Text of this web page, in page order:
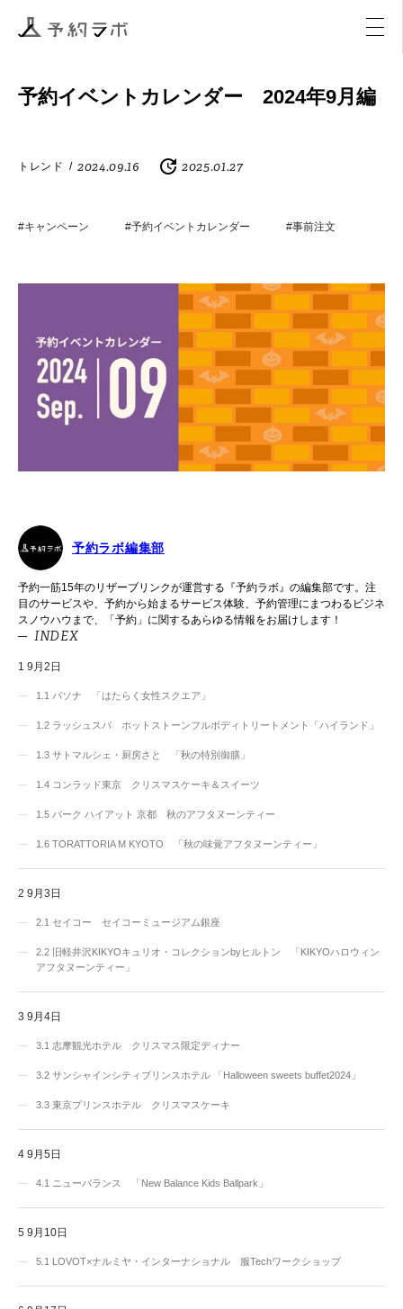
アクティビティ
予約イベントカレンダー 2024年9月編
トレンド / 2024.09.16 2025.01.27
#キャンペーン #予約イベントカレンダー #事前注文
予約ラボ編集部
予約一筋15年のリザーブリンクが運営する『予約ラボ』の編集部です。注
目のサービスや、予約から始まるサービス体験、予約管理にまつわるビジネ
スノウハウまで、「予約」に関するあらゆる情報をお届けします！
INDEX
1 9月2日
1.1 パソナ 「はたらく女性スクエア」
1.2 ラッシュスパ ホットストーンフルボディトリートメント「ハイランド」
1.3 サトマルシェ・厨房さと 「秋の特別御膳」
1.4 コンラッド東京 クリスマスケーキ＆スイーツ
1.5 パーク ハイアット 京都 秋のアフタヌーンティー
1.6 TORATTORIA M KYOTO 「秋の味覚アフタヌーンティー」
2 9月3日
2.1 セイコー セイコーミュージアム銀座
2.2 旧軽井沢KIKYOキュリオ・コレクションbyヒルトン 「KIKYOハロウィン
アフタヌーンティー」
3 9月4日
3.1 志摩観光ホテル クリスマス限定ディナー
3.2 サンシャインシティプリンスホテル 「Halloween sweets buffet2024」
3.3 東京プリンスホテル クリスマスケーキ
4 9月5日
4.1 ニューバランス 「New Balance Kids Ballpark」
5 9月10日
5.1 LOVOT×ナルミヤ・インターナショナル 服Techワークショップ